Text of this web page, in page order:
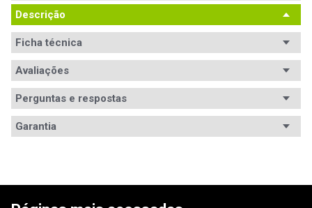
Descrição
Ficha técnica
Avaliações
Avaliações
ESCREVER AVALIAÇÃO
Perguntas e respostas
Garantia